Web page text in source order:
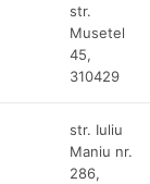
str.
Musetel
45,
310429
str. Iuliu
Maniu nr.
286,